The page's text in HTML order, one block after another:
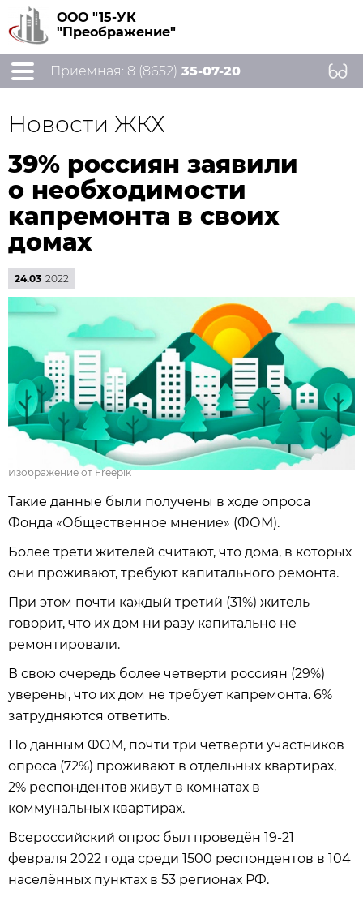
ООО "15-УК
"Преображение"
Приемная: 8 (8652) 35-07-20
Новости ЖКХ
39% россиян заявили
о необходимости
капремонта в своих
домах
24.03 2022
Изображение от Freepik
Такие данные были получены в ходе опроса
Фонда «Общественное мнение» (ФОМ).
Более трети жителей считают, что дома, в которых
они проживают, требуют капитального ремонта.
При этом почти каждый третий (31%) житель
говорит, что их дом ни разу капитально не
ремонтировали.
В свою очередь более четверти россиян (29%)
уверены, что их дом не требует капремонта. 6%
затрудняются ответить.
По данным ФОМ, почти три четверти участников
опроса (72%) проживают в отдельных квартирах,
2% респондентов живут в комнатах в
коммунальных квартирах.
Всероссийский опрос был проведён 19-21
февраля 2022 года среди 1500 респондентов в 104
населённых пунктах в 53 регионах РФ.